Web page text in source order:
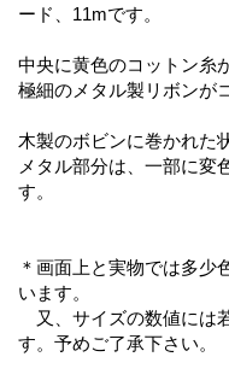
ード、11mです。
中央に黄色のコットン糸
極細のメタル製リボンが
木製のボビンに巻かれた
メタル部分は、一部に変
す。
＊画面上と実物では多少
います。
又、サイズの数値には
す。予めご了承下さい。